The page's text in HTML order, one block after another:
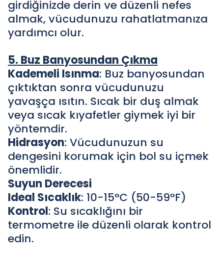
girdiğinizde derin ve düzenli nefes
almak, vücudunuzu rahatlatmanıza
yardımcı olur.
5. Buz Banyosundan Çıkma
Kademeli Isınma: Buz banyosundan
çıktıktan sonra vücudunuzu
yavaşça ısıtın. Sıcak bir duş almak
veya sıcak kıyafetler giymek iyi bir
yöntemdir.
Hidrasyon: Vücudunuzun su
dengesini korumak için bol su içmek
önemlidir.
Suyun Derecesi
Ideal Sıcaklık: 10-15°C (50-59°F)
Kontrol: Su sıcaklığını bir
termometre ile düzenli olarak kontrol
edin.